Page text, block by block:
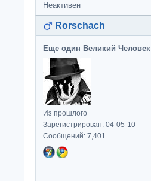
Неактивен
Rorschach
Еще один Великий Человек
Из прошлого
Зарегистрирован: 04-05-10
Сообщений: 7,401